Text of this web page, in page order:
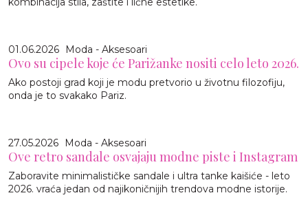
01.06.2026 Moda - Aksesoari
Ovo su cipele koje će Parižanke nositi celo leto 2026.
Ako postoji grad koji je modu pretvorio u životnu filozofiju,
onda je to svakako Pariz.
27.05.2026 Moda - Aksesoari
Ove retro sandale osvajaju modne piste i Instagram
Zaboravite minimalističke sandale i ultra tanke kaišiće - leto
2026. vraća jedan od najikoničnijih trendova modne istorije.